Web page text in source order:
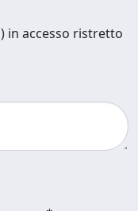
in accesso ristretto